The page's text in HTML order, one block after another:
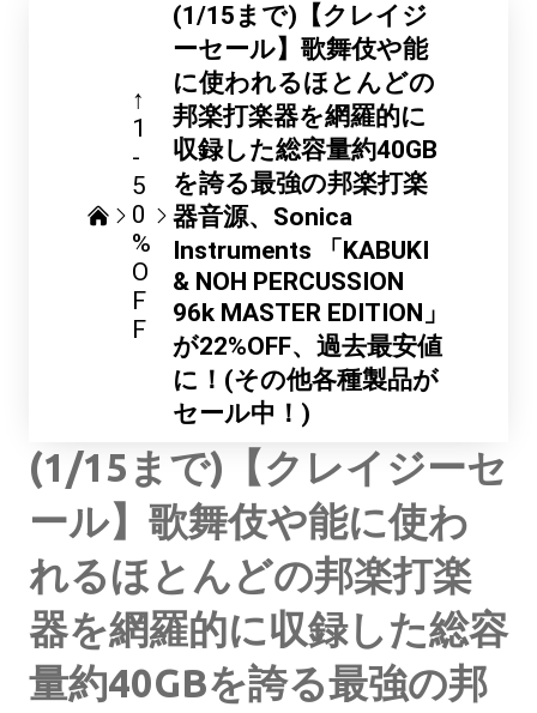
↑
1
-
5
0
%
O
F
F
(1/15まで)【クレイジ
ーセール】歌舞伎や能
に使われるほとんどの
邦楽打楽器を網羅的に
収録した総容量約40GB
を誇る最強の邦楽打楽
器音源、Sonica
Instruments 「KABUKI
& NOH PERCUSSION
96k MASTER EDITION」
が22%OFF、過去最安値
に！(その他各種製品が
セール中！)
(1/15まで)【クレイジーセ
ール】歌舞伎や能に使わ
れるほとんどの邦楽打楽
器を網羅的に収録した総容
量約40GBを誇る最強の邦